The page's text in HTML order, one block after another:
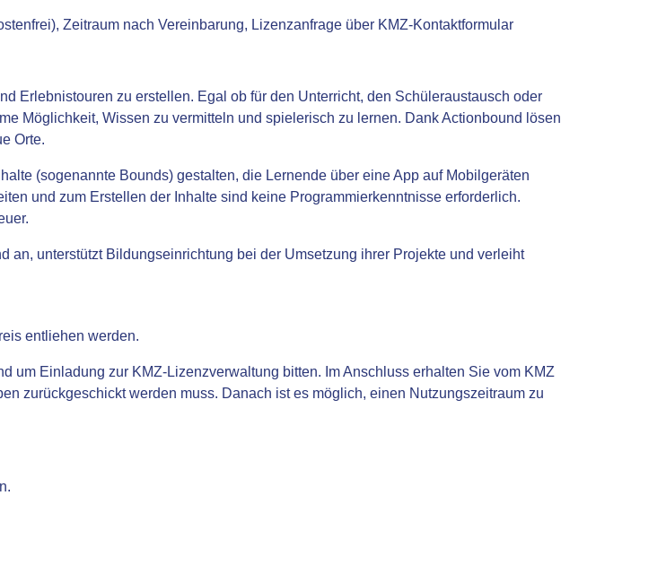
Zeitraum nach Vereinbarung, Lizenzanfrage über KMZ-Kontaktformular
Erlebnistouren zu erstellen. Egal ob für den Unterricht, den Schüleraustausch oder
Möglichkeit, Wissen zu vermitteln und spielerisch zu lernen. Dank Actionbound lösen
Orte.
(sogenannte Bounds) gestalten, die Lernende über eine App auf Mobilgeräten
und zum Erstellen der Inhalte sind keine Programmierkenntnisse erforderlich.
an, unterstützt Bildungseinrichtung bei der Umsetzung ihrer Projekte und verleiht
entliehen werden.
um Einladung zur KMZ-Lizenzverwaltung bitten. Im Anschluss erhalten Sie vom KMZ
zurückgeschickt werden muss. Danach ist es möglich, einen Nutzungszeitraum zu